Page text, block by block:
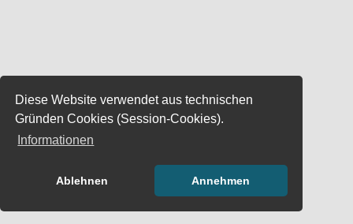
Diese Website verwendet aus technischen
Gründen Cookies (Session-Cookies).
Informationen
Ablehnen Annehmen